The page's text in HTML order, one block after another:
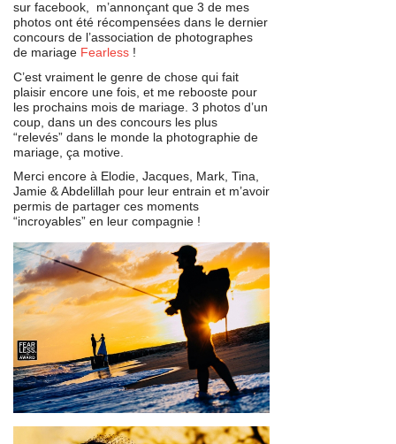
sur facebook, m’annonçant que 3 de mes
photos ont été récompensées dans le dernier
concours de l’association de photographes
de mariage Fearless !
C’est vraiment le genre de chose qui fait
plaisir encore une fois, et me rebooste pour
les prochains mois de mariage. 3 photos d’un
coup, dans un des concours les plus
“relevés” dans le monde la photographie de
mariage, ça motive.
Merci encore à Elodie, Jacques, Mark, Tina,
Jamie & Abdelillah pour leur entrain et m’avoir
permis de partager ces moments
“incroyables” en leur compagnie !